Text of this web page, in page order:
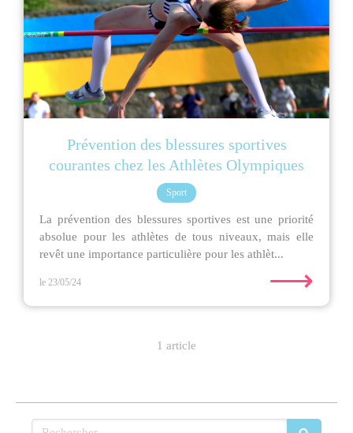
Prévention des blessures sportives
courantes chez les Athlètes Olympiques
Sport
La prévention des blessures sportives est une priorité
absolue pour les athlètes de tous niveaux, mais elle
revêt une importance particulière pour les athlèt...
le 23/05/24 ⟶
1 article
Rechercher